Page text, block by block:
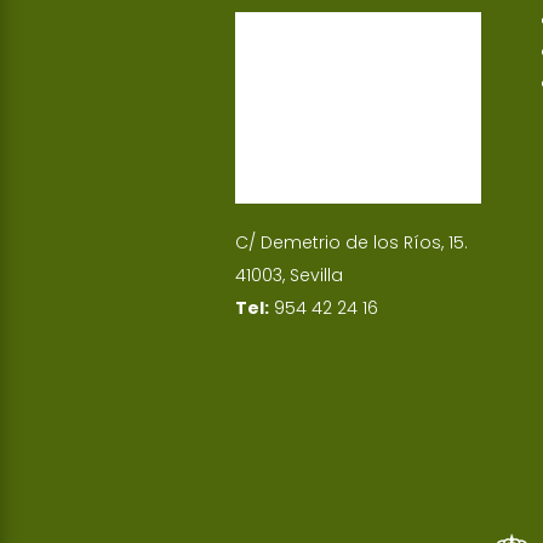
C/ Demetrio de los Ríos, 15.
41003, Sevilla
Tel: 954 42 24 16